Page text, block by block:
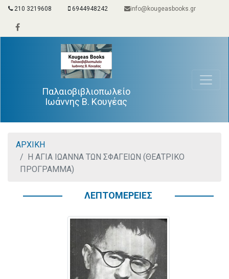
210 3219608 6944948242 info@kougeasbooks.gr
Παλαιοβιβλιοπωλείο
Ιωάννης Β. Κουγέας
ΑΡΧΙΚΗ
Η ΑΓΙΑ ΙΩΑΝΝΑ ΤΩΝ ΣΦΑΓΕΙΩΝ (ΘΕΑΤΡΙΚΟ
ΠΡΟΓΡΑΜΜΑ)
ΛΕΠΤΟΜΕΡΕΙΕΣ